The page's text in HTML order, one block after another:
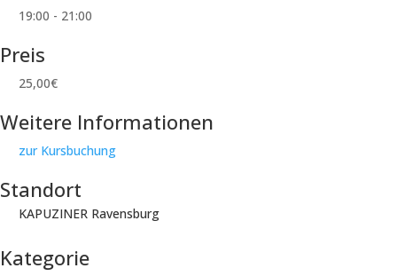
19:00 - 21:00
Preis
25,00€
Weitere Informationen
zur Kursbuchung
Standort
KAPUZINER Ravensburg
Kategorie